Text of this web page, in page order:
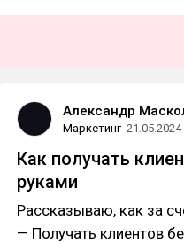
Александр
Маркетинг 21.05.2024
Как получать
руками
Рассказываю, как за
— Получать клиентов